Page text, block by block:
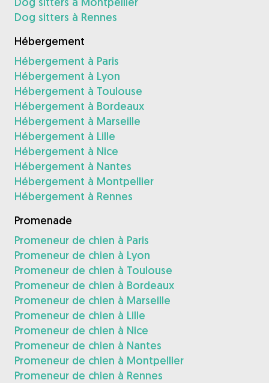
Dog sitters à Rennes
Hébergement
Hébergement à Paris
Hébergement à Lyon
Hébergement à Toulouse
Hébergement à Bordeaux
Hébergement à Marseille
Hébergement à Lille
Hébergement à Nice
Hébergement à Nantes
Hébergement à Montpellier
Hébergement à Rennes
Promenade
Promeneur de chien à Paris
Promeneur de chien à Lyon
Promeneur de chien à Toulouse
Promeneur de chien à Bordeaux
Promeneur de chien à Marseille
Promeneur de chien à Lille
Promeneur de chien à Nice
Promeneur de chien à Nantes
Promeneur de chien à Montpellier
Promeneur de chien à Rennes